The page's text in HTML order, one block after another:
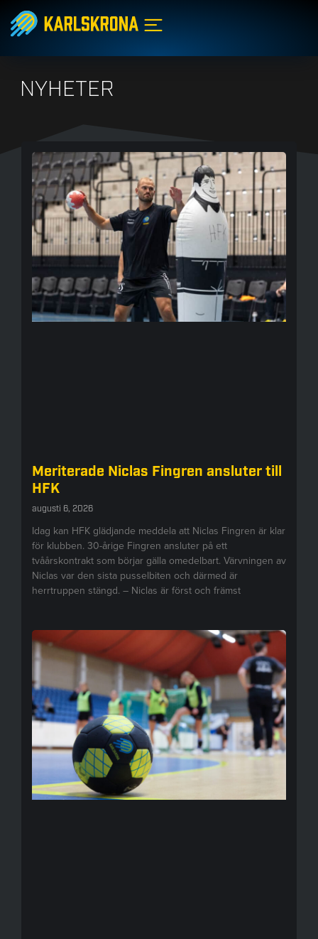
NYHETER
Meriterade Niclas Fingren ansluter till
HFK
augusti 6, 2026
Idag kan HFK glädjande meddela att Niclas Fingren är klar
för klubben. 30-årige Fingren ansluter på ett
tvåårskontrakt som börjar gälla omedelbart. Värvningen av
Niclas var den sista pusselbiten och därmed är
herrtruppen stängd. – Niclas är först och främst